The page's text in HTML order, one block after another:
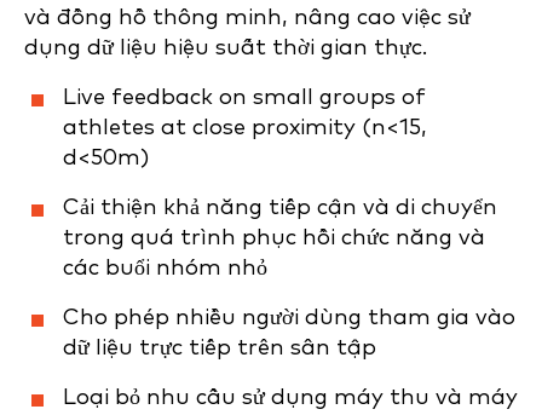
và đồng hồ thông minh, nâng cao việc sử
dụng dữ liệu hiệu suất thời gian thực.
Live feedback on small groups of
athletes at close proximity (n<15,
d<50m)
Cải thiện khả năng tiếp cận và di chuyển
trong quá trình phục hồi chức năng và
các buổi nhóm nhỏ
Cho phép nhiều người dùng tham gia vào
dữ liệu trực tiếp trên sân tập
Loại bỏ nhu cầu sử dụng máy thu và máy